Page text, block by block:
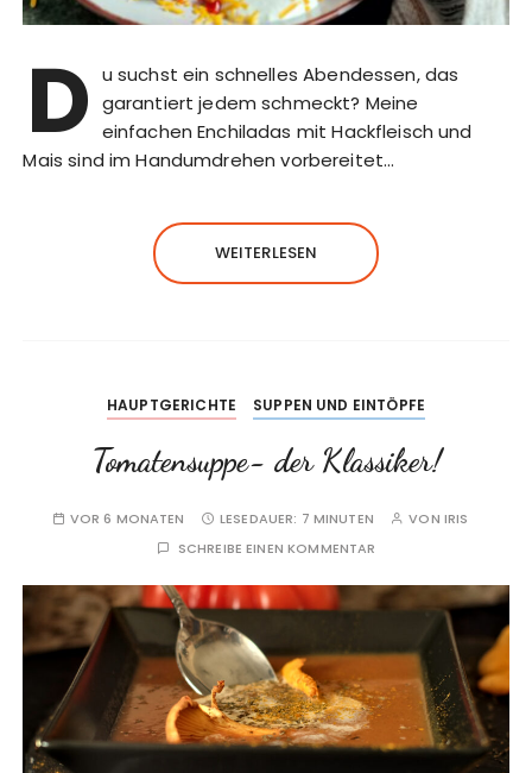
D u suchst ein schnelles Abendessen, das
garantiert jedem schmeckt? Meine
einfachen Enchiladas mit Hackfleisch und
Mais sind im Handumdrehen vorbereitet…
WEITERLESEN
HAUPTGERICHTE SUPPEN UND EINTÖPFE
Tomatensuppe- der Klassiker!
VOR 6 MONATEN LESEDAUER: 7 MINUTEN VON IRIS
SCHREIBE EINEN KOMMENTAR